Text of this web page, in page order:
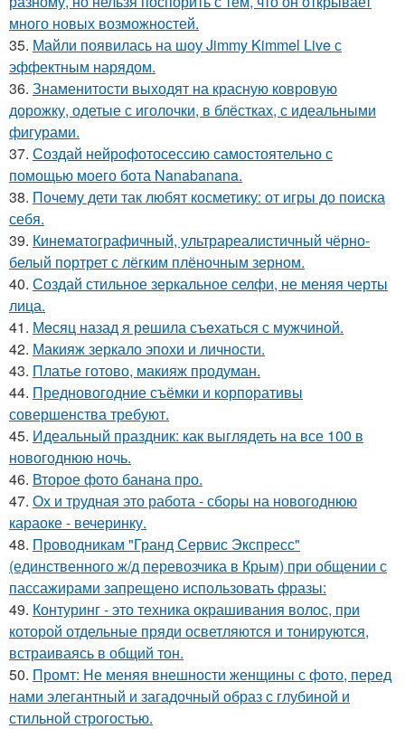
много новых возможностей.
35. Майли появилась на шоу Jimmy Kimmel Live с
эффектным нарядом.
36. Знаменитости выходят на красную ковровую
дорожку, одетые с иголочки, в блёстках, с идеальными
фигурами.
37. Создай нейрофотосессию самостоятельно с
помощью моего бота Nanabanana.
38. Почему дети так любят косметику: от игры до поиска
себя.
39. Кинематографичный, ультрареалистичный чёрно-
белый портрет с лёгким плёночным зерном.
40. Создай стильное зеркальное селфи, не меняя черты
лица.
41. Мeсяц назад я рeшила съeхаться с мужчиной.
42. Макияж зеркало эпохи и личности.
43. Платье готово, макияж продуман.
44. Предновогодние съёмки и корпоративы
совершенства требуют.
45. Идеальный праздник: как выглядеть на все 100 в
новогоднюю ночь.
46. Второе фото банана про.
47. Ох и трудная это работа - сборы на новогоднюю
караоке - вечеринку.
48. Проводникам "Гранд Сервис Экспресс"
(единственного ж/д перевозчика в Крым) при общении с
пассажирами запрещено использовать фразы:
49. Контуринг - это техника окрашивания волос, при
которой отдельные пряди осветляются и тонируются,
встраиваясь в общий тон.
50. Промт: Не меняя внешности женщины с фото, перед
нами элегантный и загадочный образ с глубиной и
стильной строгостью.